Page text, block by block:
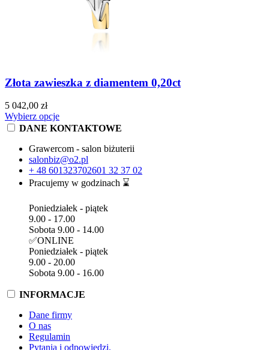
Złota zawieszka z diamentem 0,20ct
5 042,00 zł
Wybierz opcje
DANE KONTAKTOWE
Grawercom - salon biżuterii
salonbiz@o2.pl
+ 48 601323702601 32 37 02
Pracujemy w godzinach ⌛
Poniedziałek - piątek
9.00 - 17.00
Sobota 9.00 - 14.00
✅ONLINE
Poniedziałek - piątek
9.00 - 20.00
Sobota 9.00 - 16.00
INFORMACJE
Dane firmy
O nas
Regulamin
Pytania i odpowiedzi.